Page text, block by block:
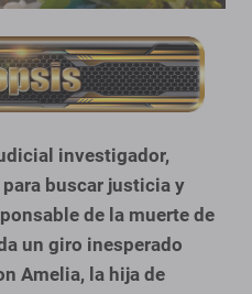
investigador,
buscar justicia y
de la muerte de
un giro inesperado
Amelia, la hija de